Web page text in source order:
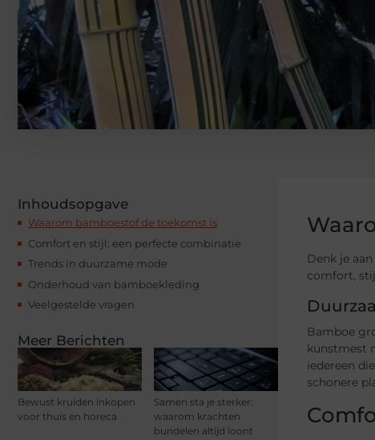
Inhoudsopgave
Waarom bamboestof de toekomst is
Comfort en stijl: een perfecte combinatie
Trends in duurzame mode
Onderhoud van bamboekleding
Veelgestelde vragen
Meer Berichten
Bewust kruiden inkopen
voor thuis en horeca
Samen sta je sterker:
waarom krachten
bundelen altijd loont
Denk je
comfort,
Bamboe
kunstmest
iedereen
schonere